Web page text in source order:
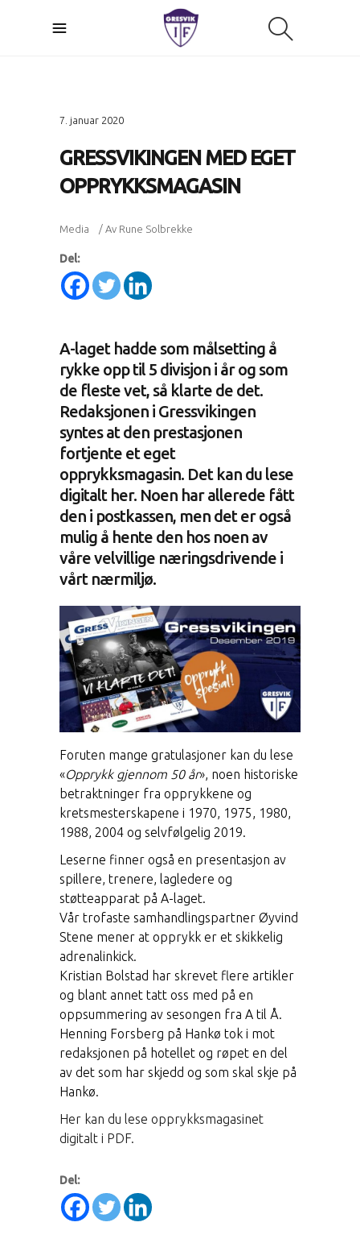
7. januar 2020
GRESSVIKINGEN MED EGET
OPPRYKKSMAGASIN
Media Av Rune Solbrekke
Del:
A-laget hadde som målsetting å
rykke opp til 5 divisjon i år og som
de fleste vet, så klarte de det.
Redaksjonen i Gressvikingen
syntes at den prestasjonen
fortjente et eget
opprykksmagasin. Det kan du lese
digitalt her. Noen har allerede fått
den i postkassen, men det er også
mulig å hente den hos noen av
våre velvillige næringsdrivende i
vårt nærmiljø.
Foruten mange gratulasjoner kan du lese
«Opprykk gjennom 50 år», noen historiske
betraktninger fra opprykkene og
kretsmesterskapene i 1970, 1975, 1980,
1988, 2004 og selvfølgelig 2019.
Leserne finner også en presentasjon av
spillere, trenere, lagledere og
støtteapparat på A-laget.
Vår trofaste samhandlingspartner Øyvind
Stene mener at opprykk er et skikkelig
adrenalinkick.
Kristian Bolstad har skrevet flere artikler
og blant annet tatt oss med på en
oppsummering av sesongen fra A til Å.
Henning Forsberg på Hankø tok i mot
redaksjonen på hotellet og røpet en del
av det som har skjedd og som skal skje på
Hankø.
Her kan du lese opprykksmagasinet
digitalt i PDF.
Del: